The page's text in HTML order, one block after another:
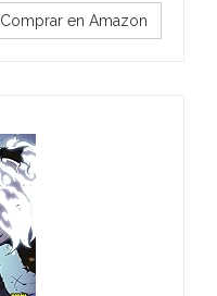
Comprar en Amazon